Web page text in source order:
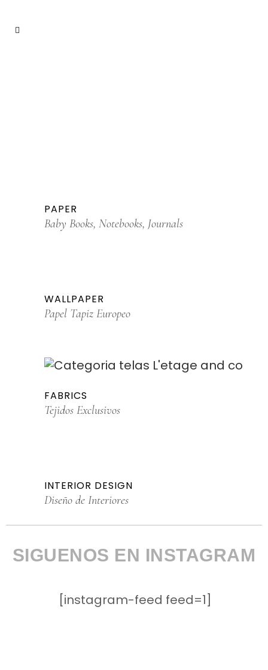
PAPER
Baby Books, Notebooks, Journals
WALLPAPER
Papel Tapiz Europeo
FABRICS
Tejidos Exclusivos
INTERIOR DESIGN
Diseño de Interiores
SIGUENOS EN INSTAGRAM
[instagram-feed feed=1]